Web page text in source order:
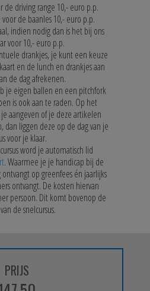
de driving range 10,- euro p.p.
de baanles 10,- euro p.p.
indien nodig dan is het bij ons
voor 10,- euro p.p.
drankjes, je kunt een keuze
en de lunch en drankjes aan
de dag afrekenen.
je eigen ballen en een pitchfork
is ook aan te raden. Op het
aangeven of je deze artikelen
dan liggen deze op de dag van je
voor je klaar.
word je automatisch lid
. Waarmee je je handicap bij de
op greenfees én jaarlijks
ontvangt. De kosten hiervan
persoon. Dit komt bovenop de
de snelcursus.
PRIJS